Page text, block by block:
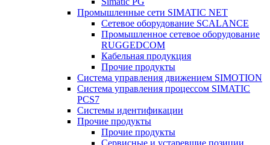
Промышленные сети SIMATIC NET
Сетевое оборудование SCALANCE
Промышленное сетевое оборудование
RUGGEDCOM
Кабельная продукция
Прочие продукты
Система управления движением SIMOTION
Система управления процессом SIMATIC
PCS7
Системы идентификации
Прочие продукты
Прочие продукты
Сервисные и устаревшие позиции